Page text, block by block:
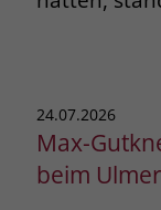
24.07.2026
Max-
beim